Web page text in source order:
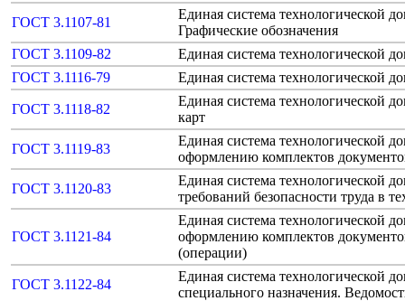
ГОСТ 3.1107-81
Единая система технологической
Графические обозначения
ГОСТ 3.1109-82
Единая система технологической
ГОСТ 3.1116-79
Единая система технологической
ГОСТ 3.1118-82
Единая система технологической
карт
ГОСТ 3.1119-83
Единая система технологической
оформлению комплектов
ГОСТ 3.1120-83
Единая система технологической
требований безопасности труда в
ГОСТ 3.1121-84
Единая система технологической
оформлению комплектов
(операции)
ГОСТ 3.1122-84
Единая система технологической
специального назначения.